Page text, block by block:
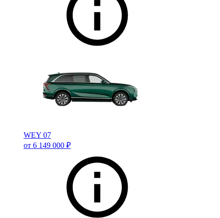
WEY 07
от 6 149 000 ₽